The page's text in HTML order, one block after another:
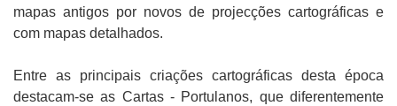
mapas antigos por novos de projecções cartográficas e
com mapas detalhados.
Entre as principais criações cartográficas desta época
destacam-se as Cartas - Portulanos, que diferentemente